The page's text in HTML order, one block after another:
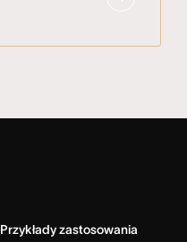
Przykłady zastosowania